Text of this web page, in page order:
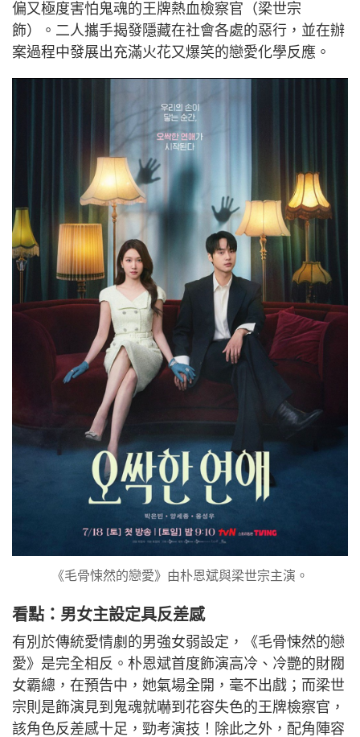
偏又極度害怕鬼魂的王牌熱血檢察官（梁世宗
飾）。二人攜手揭發隱藏在社會各處的惡行，並在辦
案過程中發展出充滿火花又爆笑的戀愛化學反應。
《毛骨悚然的戀愛》由朴恩斌與梁世宗主演。
看點：男女主設定具反差感
有別於傳統愛情劇的男強女弱設定，《毛骨悚然的戀
愛》是完全相反。朴恩斌首度飾演高冷、冷艷的財閥
女霸總，在預告中，她氣場全開，毫不出戲；而梁世
宗則是飾演見到鬼魂就嚇到花容失色的王牌檢察官，
該角色反差感十足，勁考演技！除此之外，配角陣容